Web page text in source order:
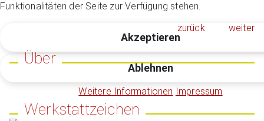
zurück weiter
Über
Werkstattzeichen
Funktionalitäten der Seite zur Verfügung stehen.
Akzeptieren
Ablehnen
Weitere Informationen Impressum